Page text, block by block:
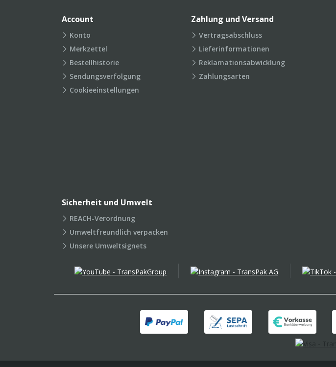
Account
Konto
Merkzettel
Bestellhistorie
Sendungsverfolgung
Cookieeinstellungen
Zahlung und Versand
Vertragsabschluss
Lieferinformationen
Reklamationsabwicklung
Zahlungsarten
Sicherheit und Umwelt
REACH-Verordnung
Umweltfreundlich verpacken
Unsere Umweltsignets